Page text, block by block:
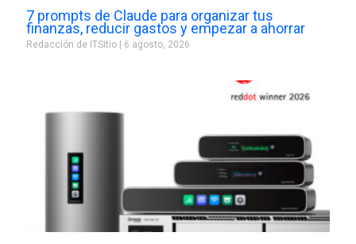
7 prompts de Claude para organizar tus
finanzas, reducir gastos y empezar a ahorrar
Redacción de ITSitio 6 agosto, 2026